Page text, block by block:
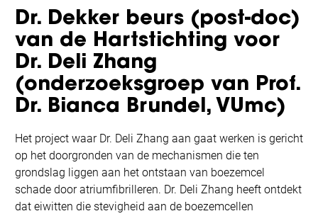
Dr. Dekker beurs (post-doc)
van de Hartstichting voor
Dr. Deli Zhang
(onderzoeksgroep van Prof.
Dr. Bianca Brundel, VUmc)
Het project waar Dr. Deli Zhang aan gaat werken is gericht
op het doorgronden van de mechanismen die ten
grondslag liggen aan het ontstaan van boezemcel
schade door atriumfibrilleren. Dr. Deli Zhang heeft ontdekt
dat eiwitten die stevigheid aan de boezemcellen